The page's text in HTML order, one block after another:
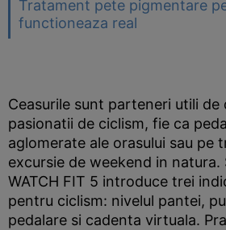
Tratament pete pigmentare
functioneaza real
Ceasurile sunt parteneri utili de
pasionatii de ciclism, fie ca
aglomerate ale orasului sau pe
excursie de weekend in natura.
WATCH FIT 5 introduce trei
pentru ciclism: nivelul pantei,
pedalare si cadenta virtuala.